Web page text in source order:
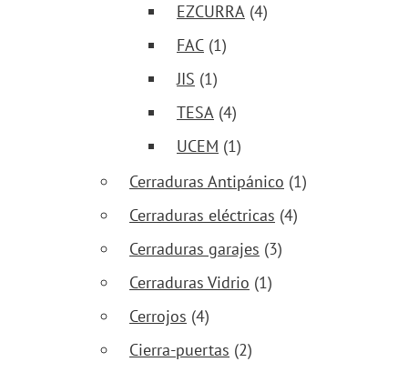
EZCURRA (4)
FAC (1)
JIS (1)
TESA (4)
UCEM (1)
Cerraduras Antipánico (1)
Cerraduras eléctricas (4)
Cerraduras garajes (3)
Cerraduras Vidrio (1)
Cerrojos (4)
Cierra-puertas (2)